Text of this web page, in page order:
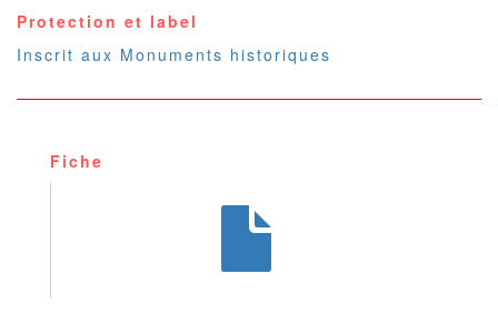
Protection et label
Inscrit aux Monuments historiques
Fiche